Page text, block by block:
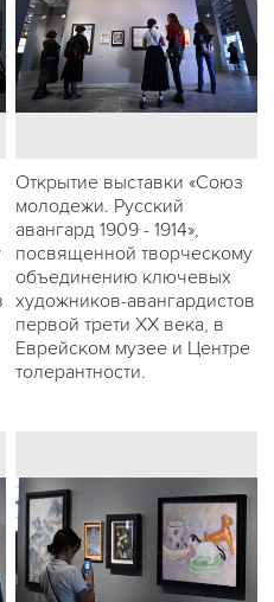
Открытие выставки «Союз
молодежи. Русский
авангард 1909 - 1914»,
посвященной творческому
объединению ключевых
художников-авангардистов
первой трети ХХ века, в
Еврейском музее и Центре
толерантности.